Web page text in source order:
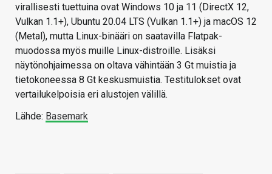
virallisesti tuettuina ovat Windows 10 ja 11 (DirectX 12,
Vulkan 1.1+), Ubuntu 20.04 LTS (Vulkan 1.1+) ja macOS 12
(Metal), mutta Linux-binääri on saatavilla Flatpak-
muodossa myös muille Linux-distroille. Lisäksi
näytönohjaimessa on oltava vähintään 3 Gt muistia ja
tietokoneessa 8 Gt keskusmuistia. Testitulokset ovat
vertailukelpoisia eri alustojen välillä.
Lähde: Basemark